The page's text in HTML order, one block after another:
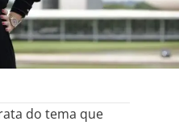
do tema que